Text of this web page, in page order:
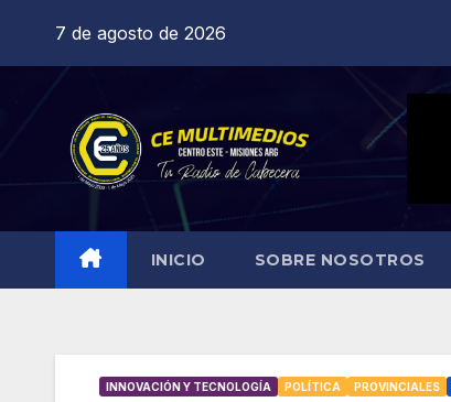
7 de agosto de 2026
INICIO SOBRE NOSOTROS
INNOVACIÓN Y TECNOLOGÍA POLÍTICA PROVINCIALES